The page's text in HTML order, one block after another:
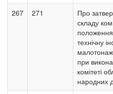
267 271
Про
складу
технічну
при
комітеті
народних